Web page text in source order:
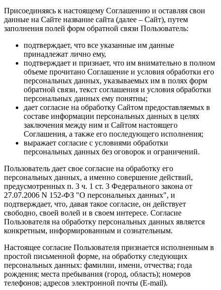
Присоединяясь к настоящему Соглашению и оставляя свои
данные на Сайте название сайта (далее – Сайт), путем
заполнения полей форм обратной связи Пользователь:
подтверждает, что все указанные им данные
принадлежат лично ему,
подтверждает и признает, что им внимательно в полном
объеме прочитано Соглашение и условия обработки его
персональных данных, указываемых им в полях форм
обратной связи, текст соглашения и условия обработки
персональных данных ему понятны;
дает согласие на обработку Сайтом предоставляемых в
составе информации персональных данных в целях
заключения между ним и Сайтом настоящего
Соглашения, а также его последующего исполнения;
выражает согласие с условиями обработки
персональных данных без оговорок и ограничений.
Пользователь дает свое согласие на обработку его
персональных данных, а именно совершение действий,
предусмотренных п. 3 ч. 1 ст. 3 Федерального закона от
27.07.2006 N 152-ФЗ "О персональных данных", и
подтверждает, что, давая такое согласие, он действует
свободно, своей волей и в своем интересе. Согласие
Пользователя на обработку персональных данных является
конкретным, информированным и сознательным.
Настоящее согласие Пользователя признается исполненным в
простой письменной форме, на обработку следующих
персональных данных: фамилии, имени, отчества; года
рождения; места пребывания (город, область); номеров
телефонов; адресов электронной почты (E-mail).